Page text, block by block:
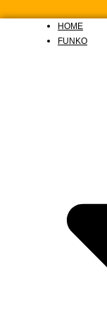
HOME
FUNKO